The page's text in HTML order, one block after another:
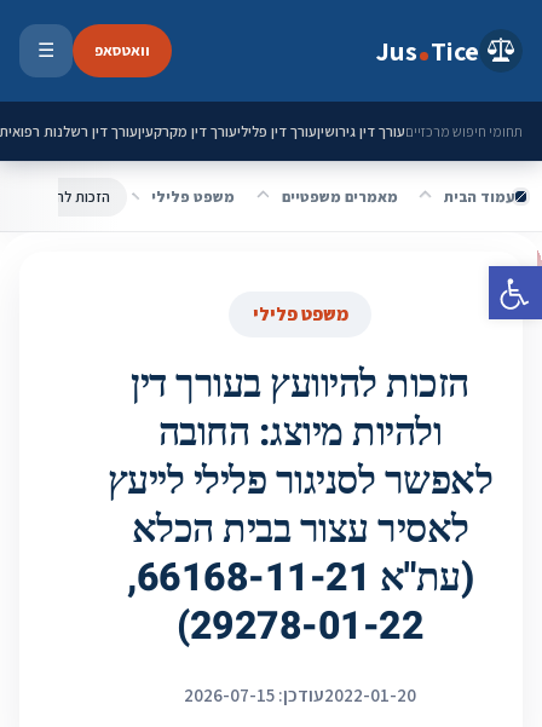
פתח סרגל נגישות
Jus Tice וואטסאפ ☰
תחומי חיפוש מרכזייםעורך דין גירושיןעורך דין פליליעורך דין מקרקעיןעורך דין רשלנות רפואית
עמוד הבית מאמרים משפטיים משפט פלילי
משפט פלילי
הזכות להיוועץ בעורך דין
ולהיות מיוצג: החובה
לאפשר לסניגור פלילי לייעץ
לאסיר עצור בבית הכלא
(עת"א 66168-11-21,
29278-01-22)
2022-01-20עודכן: 2026-07-15